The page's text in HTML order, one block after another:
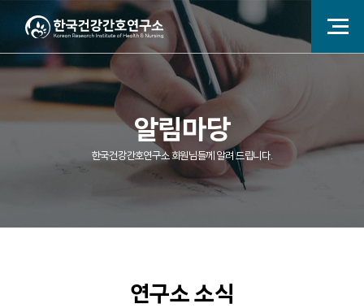
알림마당
한국건강간호연구소 회원님들께 알려 드립니다.
연구소 소식